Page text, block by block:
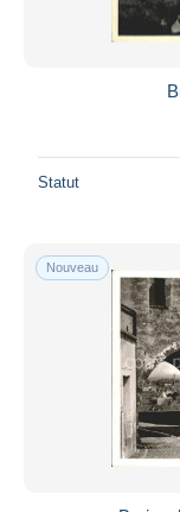
Statut
Nouveau